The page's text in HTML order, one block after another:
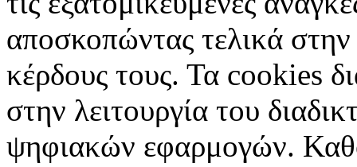
αποσκοπώντας τελικά
κέρδους τους. Τα cookies
στην λειτουργία του
ψηφιακών εφαρμογών.